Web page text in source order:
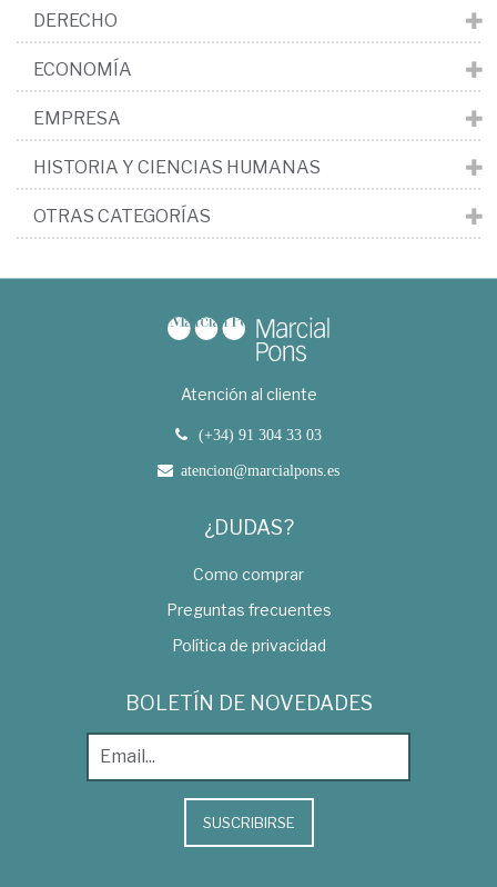
DERECHO
ECONOMÍA
EMPRESA
HISTORIA Y CIENCIAS HUMANAS
OTRAS CATEGORÍAS
Atención al cliente
(+34) 91 304 33 03
atencion@marcialpons.es
¿DUDAS?
Como comprar
Preguntas frecuentes
Política de privacidad
BOLETÍN DE NOVEDADES
SUSCRIBIRSE